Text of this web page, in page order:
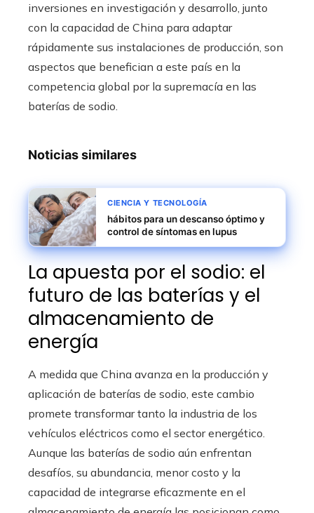
inversiones en investigación y desarrollo, junto
con la capacidad de China para adaptar
rápidamente sus instalaciones de producción, son
aspectos que benefician a este país en la
competencia global por la supremacía en las
baterías de sodio.
Noticias similares
CIENCIA Y TECNOLOGÍA
hábitos para un descanso óptimo y
control de síntomas en lupus
La apuesta por el sodio: el
futuro de las baterías y el
almacenamiento de
energía
A medida que China avanza en la producción y
aplicación de baterías de sodio, este cambio
promete transformar tanto la industria de los
vehículos eléctricos como el sector energético.
Aunque las baterías de sodio aún enfrentan
desafíos, su abundancia, menor costo y la
capacidad de integrarse eficazmente en el